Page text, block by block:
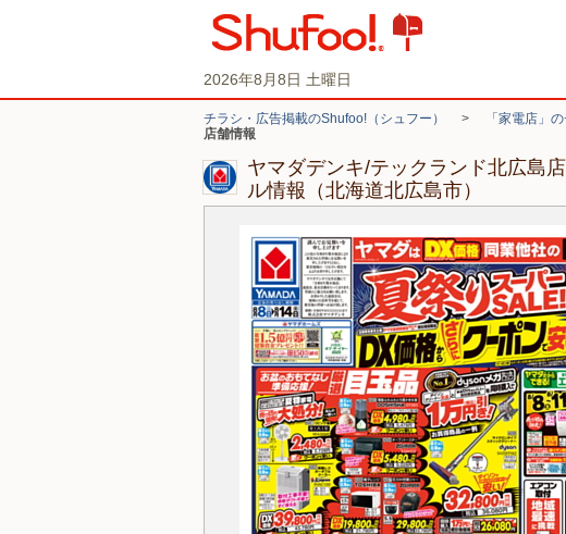
2026年8月8日 土曜日
チラシ・広告掲載のShufoo!（シュフー） > 「家電店」
店舗情報
ヤマダデンキ/テックランド北広島
ル情報（北海道北広島市）